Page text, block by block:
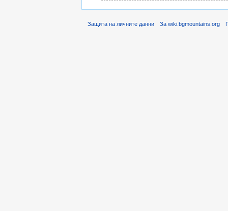
Защита на личните данни За wiki.bgmountains.org